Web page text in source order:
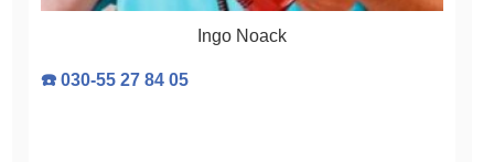
Ingo Noack
☎️ 030-55 27 84 05